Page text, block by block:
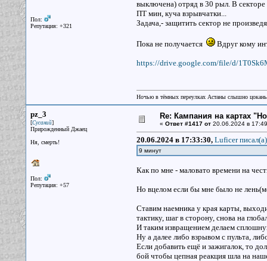
Пол:
Репутация: +321
выключена) отряд в 30 рыл. В
ПТ мин, куча взрывчатки...
Задача,- защитить сектор не
Пока не получается Вдруг кому
https://drive.google.com/file/d/
Ночью в тёмных переулках Астаны слышно
pz_3
[Сусаний]
Прирожденный Джаец
Ня, смерть!
Пол:
Репутация: +57
Re: Кампания на картах
« Ответ #1417 от20.06.2024 в
20.06.2024 в 17:33:30, Luficer писал(a)
9 минут
Как по мне - маловато времени на
Но вцелом если бы мне было не
Ставим наемника у края карты,
тактику, шаг в сторону, снова на
И таким извращением делаем
Ну а далее либо взрывом с пульта,
Если добавить ещё и зажигалок, то
бой чтобы цепная реакция шла на